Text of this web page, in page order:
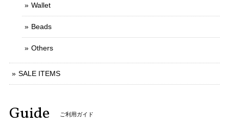
Wallet
Beads
Others
SALE ITEMS
Guide ご利用ガイド